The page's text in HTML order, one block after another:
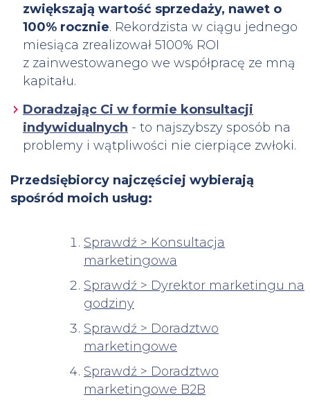
zwiększają wartość sprzedaży, nawet o
100% rocznie. Rekordzista w ciągu jednego
miesiąca zrealizował 5100% ROI
z zainwestowanego we współpracę ze mną
kapitału.
Doradzając Ci w formie konsultacji
indywidualnych - to najszybszy sposób na
problemy i wątpliwości nie cierpiące zwłoki.
Przedsiębiorcy najczęściej wybierają
spośród moich usług:
Sprawdź > Konsultacja
marketingowa
Sprawdź > Dyrektor marketingu na
godziny
Sprawdź > Doradztwo
marketingowe
Sprawdź > Doradztwo
marketingowe B2B